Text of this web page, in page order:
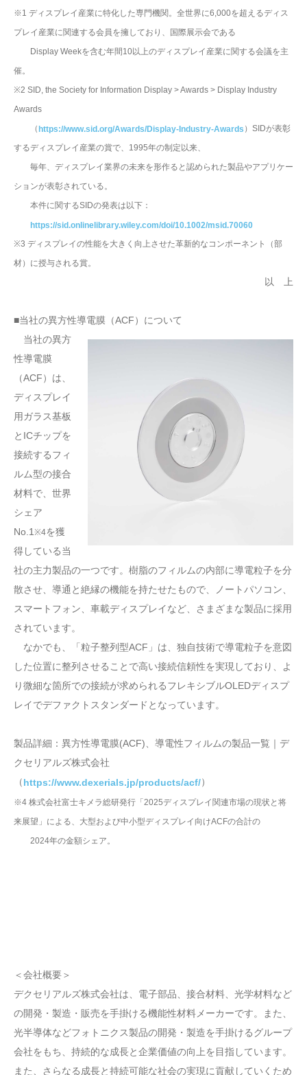
※1 ディスプレイ産業に特化した専門機関。全世界に6,000を超えるディス
プレイ産業に関連する会員を擁しており、国際展示会である
Display Weekを含む年間10以上のディスプレイ産業に関する会議を主
催。
※2 SID, the Society for Information Display > Awards > Display Industry
Awards
（https://www.sid.org/Awards/Display-Industry-Awards ）SIDが表彰
するディスプレイ産業の賞で、1995年の制定以来、
毎年、ディスプレイ業界の未来を形作ると認められた製品やアプリケー
ションが表彰されている。
本件に関するSIDの発表は以下：
https://sid.onlinelibrary.wiley.com/doi/10.1002/msid.70060
※3 ディスプレイの性能を大きく向上させた革新的なコンポーネント（部
材）に授与される賞。
以 上
■当社の異方性導電膜（ACF）について
当社の異方
性導電膜
（ACF）は、
ディスプレイ
用ガラス基板
とICチップを
接続するフィ
ルム型の接合
材料で、世界
シェア
No.1 ※4を獲
得している当
社の主力製品の一つです。樹脂のフィルムの内部に導電粒子を分
散させ、導通と絶縁の機能を持たせたもので、ノートパソコン、
スマートフォン、車載ディスプレイなど、さまざまな製品に採用
されています。
なかでも、「粒子整列型ACF」は、独自技術で導電粒子を意図
した位置に整列させることで高い接続信頼性を実現しており、よ
り微細な箇所での接続が求められるフレキシブルOLEDディスプ
レイでデファクトスタンダードとなっています。
製品詳細：異方性導電膜(ACF)、導電性フィルムの製品一覧｜デ
クセリアルズ株式会社
（https://www.dexerials.jp/products/acf/）
※4 株式会社富士キメラ総研発行「2025ディスプレイ関連市場の現状と将
来展望」による、大型および中小型ディスプレイ向けACFの合計の
2024年の金額シェア。
＜会社概要＞
デクセリアルズ株式会社は、電子部品、接合材料、光学材料など
の開発・製造・販売を手掛ける機能性材料メーカーです。また、
光半導体などフォトニクス製品の開発・製造を手掛けるグループ
会社をもち、持続的な成長と企業価値の向上を目指しています。
また、さらなる成長と持続可能な社会の実現に貢献していくため